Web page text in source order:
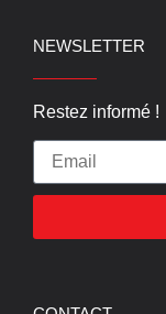
NEWSLETTER
Restez informé !